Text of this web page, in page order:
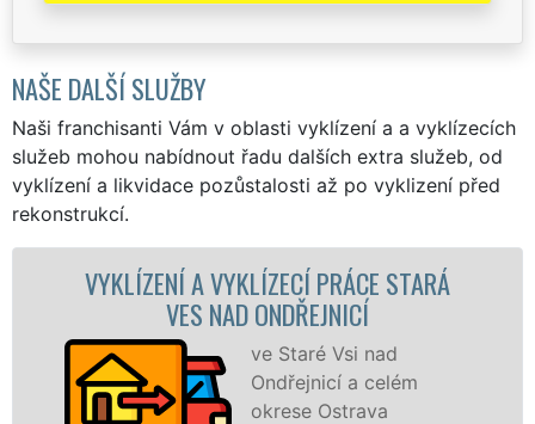
NAŠE DALŠÍ SLUŽBY
Naši franchisanti Vám v oblasti vyklízení a a vyklízecích
služeb mohou nabídnout řadu dalších extra služeb, od
vyklízení a likvidace pozůstalosti až po vyklizení před
rekonstrukcí.
STARÁ VYKLÍZECÍ PRÁCE A SLUŽBY
NAD ONDŘEJNICÍ
Společnost
VYKLÍZENÍ
prostřednictvím